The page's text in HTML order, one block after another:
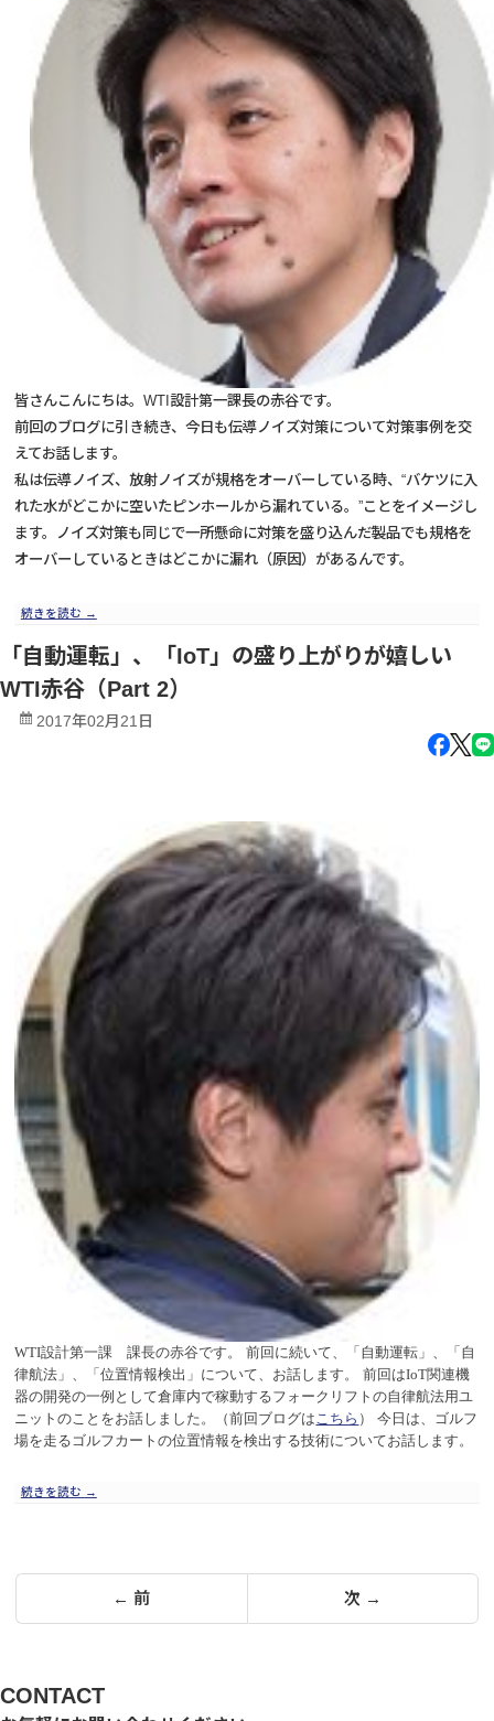
皆さんこんにちは。WTI設計第一課長の赤谷です。
前回のブログに引き続き、今日も伝導ノイズ対策について対策事例を交
えてお話します。
私は伝導ノイズ、放射ノイズが規格をオーバーしている時、“バケツに入
れた水がどこかに空いたピンホールから漏れている。”ことをイメージし
ます。ノイズ対策も同じで一所懸命に対策を盛り込んだ製品でも規格を
オーバーしているときはどこかに漏れ（原因）があるんです。
続きを読む →
「自動運転」、「IoT」の盛り上がりが嬉しい
WTI赤谷（Part 2）
2017年02月21日
WTI設計第一課 課長の赤谷です。
前回に続いて、「自動運転」、「自
律航法」、「位置情報検出」について、お話します。
前回はIoT関連機
器の開発の一例として倉庫内で稼動するフォークリフトの自律航法用ユ
ニットのことをお話しました。（前回ブログは こちら ）
今日は、ゴルフ
場を走るゴルフカートの位置情報を検出する技術についてお話します。
続きを読む →
稿
ペ
← 前 次 →
CONTACT